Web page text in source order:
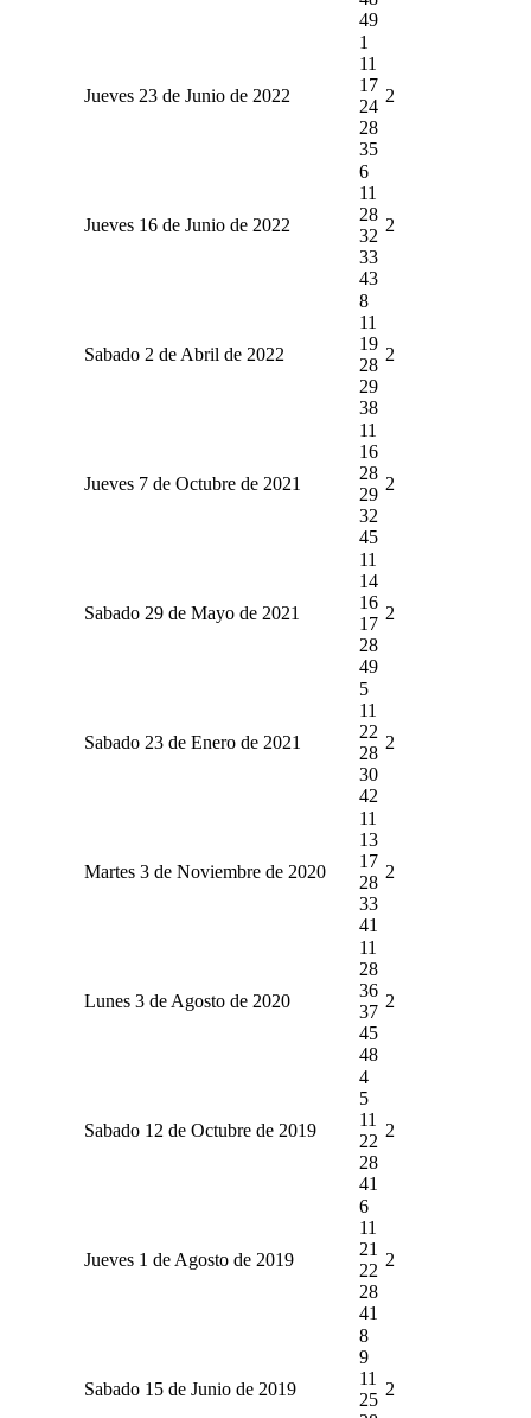
49
Jueves 23 de Junio de 2022
1
11
17
24
28
35
2
Jueves 16 de Junio de 2022
6
11
28
32
33
43
2
Sabado 2 de Abril de 2022
8
11
19
28
29
38
2
Jueves 7 de Octubre de 2021
11
16
28
29
32
45
2
Sabado 29 de Mayo de 2021
11
14
16
17
28
49
2
Sabado 23 de Enero de 2021
5
11
22
28
30
42
2
Martes 3 de Noviembre de 2020
11
13
17
28
33
41
2
Lunes 3 de Agosto de 2020
11
28
36
37
45
48
2
Sabado 12 de Octubre de 2019
4
5
11
22
28
41
2
Jueves 1 de Agosto de 2019
6
11
21
22
28
41
2
Sabado 15 de Junio de 2019
8
9
11
25
2